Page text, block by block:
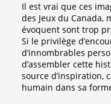
Il est vrai que ces
des Jeux du Canada,
évoquent sont trop
Si le privilège
d’innombrables
d’assembler cette
source d’inspiration,
humain dans sa